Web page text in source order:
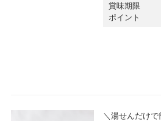
賞味期限
ポイント
＼湯せんだけ